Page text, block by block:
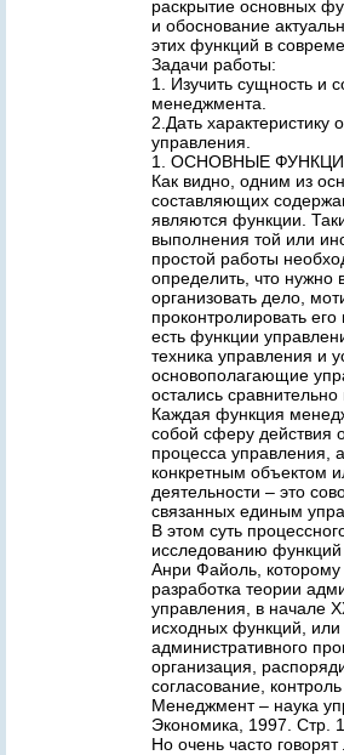
раскрытие основных
и обоснование
этих функций в
Задачи работы:
1. Изучить сущность и
менеджмента.
2.Дать
управления.
1. ОСНОВНЫЕ
Как видно, одним из
составляющих
являются функции.
выполнения той или
простой работы
определить, что нужно
организовать дело,
проконтролировать
есть функции
техника управления и
основополагающие
остались
Каждая функция
собой сферу действия
процесса управления,
конкретным объектом
деятельности – это
связанных единым
В этом суть
исследованию
Анри Файоль,
разработка теории
управления, в начале
исходных функций, или
административного
организация,
согласование,
Менеджмент – наука
Экономика, 1997. Стр.
Но очень часто